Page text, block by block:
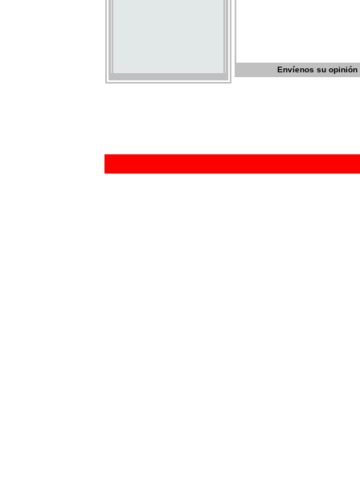
Envíenos su